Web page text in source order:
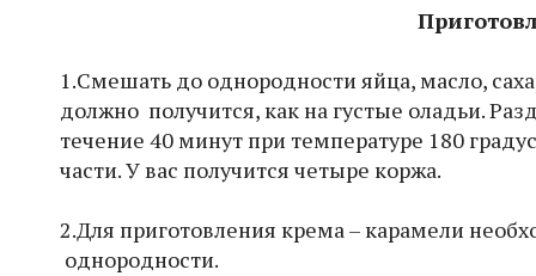
1.Смешать до однородности яйца, масло,
должно получится, как на густые оладьи.
течение 40 минут при температуре 180
части. У вас получится четыре коржа.
2.Для приготовления крема – карамели
однородности.